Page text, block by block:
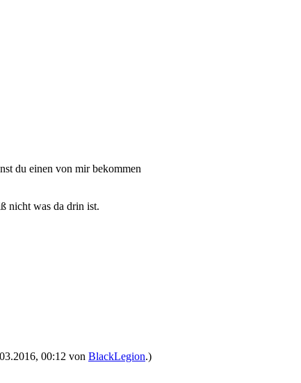
du einen von mir bekommen
nicht was da drin ist.
00:12 von BlackLegion.)